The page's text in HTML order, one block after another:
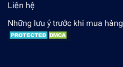
Liên hệ
Những lưu ý trước khi mua hàng